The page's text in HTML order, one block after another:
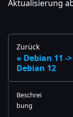
Aktualisierung
Zurück
Debian 11 ->
Debian 12
Beschrei
bung